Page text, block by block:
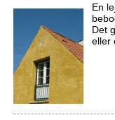
En
Det
eller